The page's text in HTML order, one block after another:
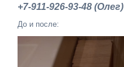
+7-911-926-93-48 (Олег)
До и после: